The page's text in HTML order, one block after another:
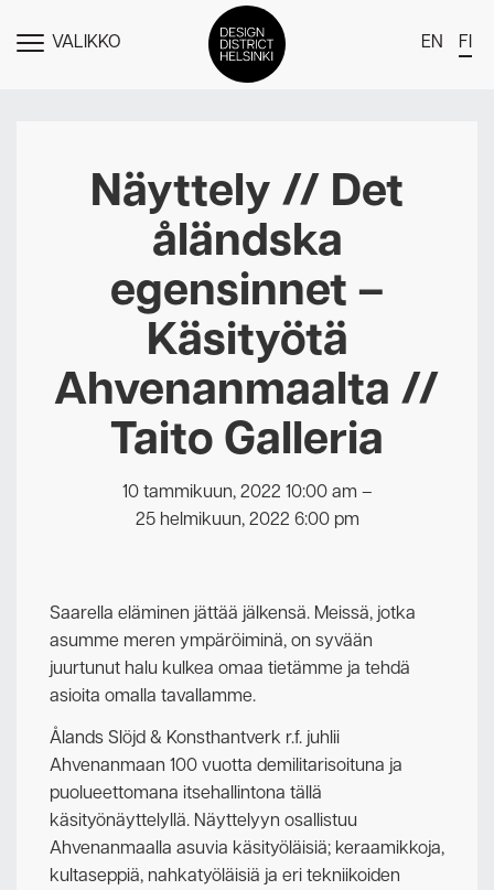
NÄYTÄVALIKKO EN FI
Jäsenet
Tapahtumat
Uutiset
Medialle
Meistä
Design District Helsingin jäsenyydestä
Ota yhteyttä
Näyttely // Det
åländska
egensinnet –
Käsityötä
Ahvenanmaalta //
Taito Galleria
10 tammikuun, 2022 10:00 am –
25 helmikuun, 2022 6:00 pm
Saarella eläminen jättää jälkensä. Meissä, jotka
asumme meren ympäröiminä, on syvään
juurtunut halu kulkea omaa tietämme ja tehdä
asioita omalla tavallamme.
Ålands Slöjd & Konsthantverk r.f. juhlii
Ahvenanmaan 100 vuotta demilitarisoituna ja
puolueettomana itsehallintona tällä
käsityönäyttelyllä. Näyttelyyn osallistuu
Ahvenanmaalla asuvia käsityöläisiä; keraamikkoja,
kultaseppiä, nahkatyöläisiä ja eri tekniikoiden